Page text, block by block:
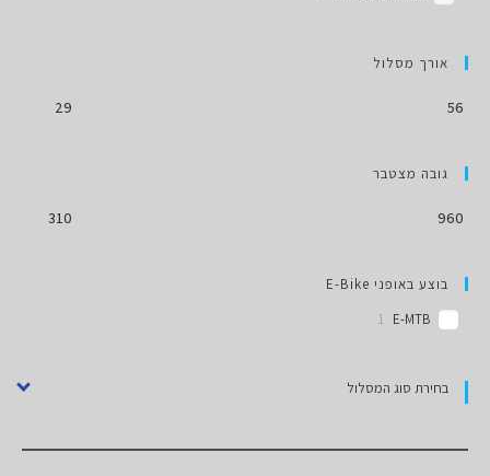
אורך מסלול
גובה מצטבר
בוצע באופני E-Bike
E-MTB
1
בחירת סוג המסלול